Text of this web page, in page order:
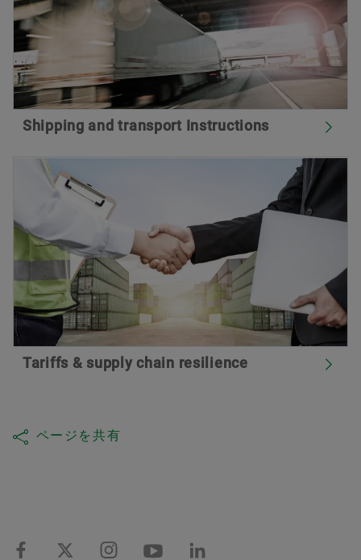
Shipping and transport Instructions
Tariffs & supply chain resilience
ページを共有